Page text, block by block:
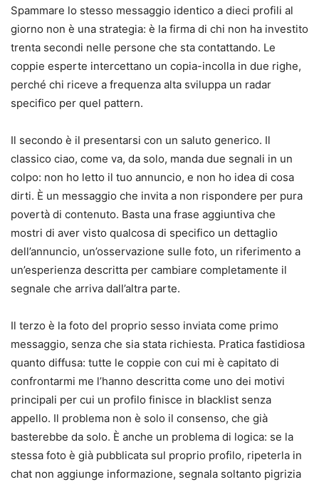
Spammare lo stesso messaggio identico a dieci profili al
giorno non è una strategia: è la firma di chi non ha investito
trenta secondi nelle persone che sta contattando. Le
coppie esperte intercettano un copia-incolla in due righe,
perché chi riceve a frequenza alta sviluppa un radar
specifico per quel pattern.
Il secondo è il presentarsi con un saluto generico. Il
classico ciao, come va, da solo, manda due segnali in un
colpo: non ho letto il tuo annuncio, e non ho idea di cosa
dirti. È un messaggio che invita a non rispondere per pura
povertà di contenuto. Basta una frase aggiuntiva che
mostri di aver visto qualcosa di specifico un dettaglio
dell’annuncio, un’osservazione sulle foto, un riferimento a
un’esperienza descritta per cambiare completamente il
segnale che arriva dall’altra parte.
Il terzo è la foto del proprio sesso inviata come primo
messaggio, senza che sia stata richiesta. Pratica fastidiosa
quanto diffusa: tutte le coppie con cui mi è capitato di
confrontarmi me l’hanno descritta come uno dei motivi
principali per cui un profilo finisce in blacklist senza
appello. Il problema non è solo il consenso, che già
basterebbe da solo. È anche un problema di logica: se la
stessa foto è già pubblicata sul proprio profilo, ripeterla in
chat non aggiunge informazione, segnala soltanto pigrizia